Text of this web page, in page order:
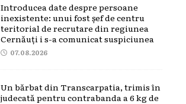
Introducea date despre persoane
inexistente: unui fost șef de centru
teritorial de recrutare din regiunea
Cernăuți i s-a comunicat suspiciunea
07.08.2026
Un bărbat din Transcarpatia, trimis în
judecată pentru contrabanda a 6 kg de